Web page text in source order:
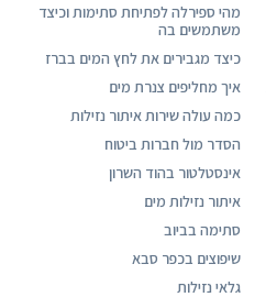
מהי ספירלה לפתיחת סתימות וכיצד
משתמשים בה
כיצד מגבירים את לחץ המים בברז
איך מחליפים צנרת מים
כמה עולה שירות איתור נזילות
הסדר מול חברות ביטוח
אינסטלטור בהוד השרון
איתור נזילות מים
סתימה בביוב
שיפוצים בכפר סבא
גלאי נזילות